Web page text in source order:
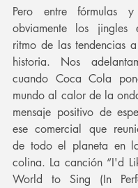
Pero entre fórmulas
obviamente los jingles
ritmo de las tendencias
historia. Nos
cuando Coca Cola
mundo al calor de la
mensaje positivo de
ese comercial que
de todo el planeta en
colina. La canción “I'd
World to Sing (In